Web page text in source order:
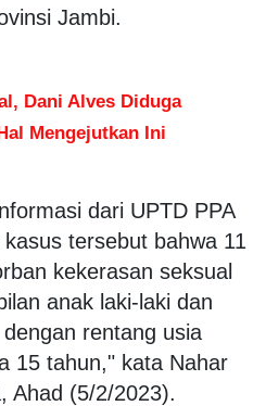
Jambi.
Dani Alves Diduga
Mengejutkan Ini
dari UPTD PPA
tersebut bahwa 11
kekerasan seksual
anak laki-laki dan
rentang usia
15 tahun," kata Nahar
Ahad (5/2/2023).